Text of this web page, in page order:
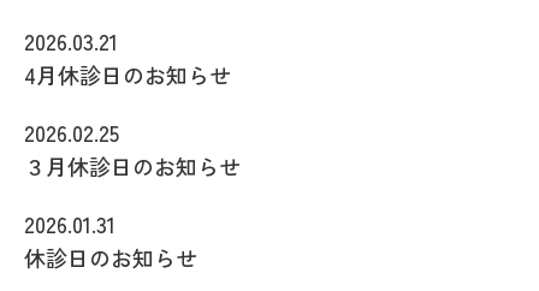
2026.03.21
4月休診日のお知らせ
2026.02.25
３月休診日のお知らせ
2026.01.31
休診日のお知らせ